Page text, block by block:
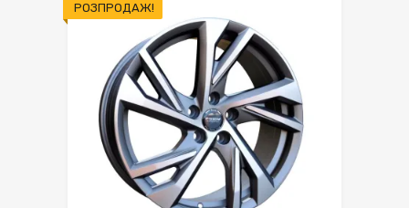
РОЗПРОДАЖ!